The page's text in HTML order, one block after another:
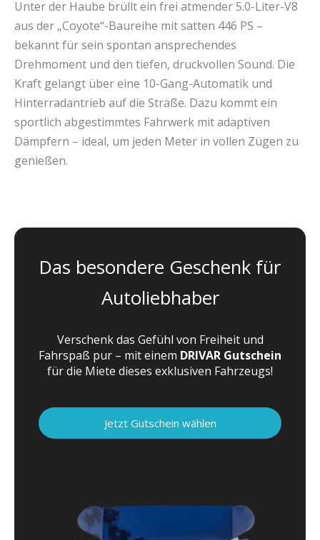
Unter der Haube brüllt ein frei atmender 5.0-Liter-V8
aus der „Coyote“-Baureihe mit satten 446 PS –
bekannt für sein spontan ansprechendes
Drehmoment und den tiefen, druckvollen Sound. Die
Kraft gelangt über eine 10-Gang-Automatik und
Hinterradantrieb auf die Straße. Dazu kommt ein
sportlich abgestimmtes Fahrwerk mit adaptiven
Dämpfern – ideal, um jeden Meter in vollen Zügen zu
genießen.
Das besondere Geschenk für
Autoliebhaber
Verschenk das Gefühl von Freiheit und
Fahrspaß pur – mit einem DRIVAR Gutschein
für die Miete dieses exklusiven Fahrzeugs!
Jetzt Gutschein wählen